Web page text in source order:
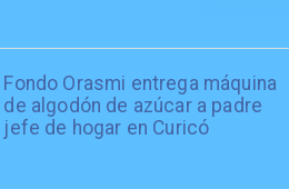
Fondo Orasmi entrega máquina
de algodón de azúcar a padre
jefe de hogar en Curicó